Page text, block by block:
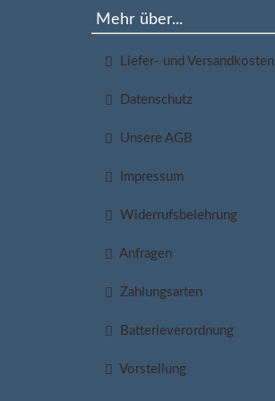
Mehr über...
Liefer- und Versandkosten
Datenschutz
Unsere AGB
Impressum
Widerrufsbelehrung
Anfragen
Zahlungsarten
Batterieverordnung
Vorstellung